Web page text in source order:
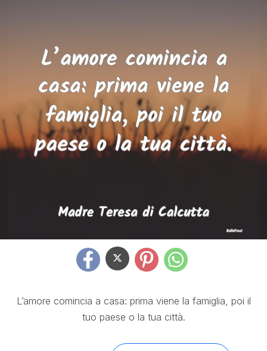
L’amore comincia a casa: prima viene la famiglia, poi il
tuo paese o la tua città.